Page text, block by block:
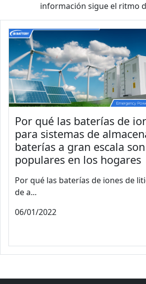
información sigue el ritmo
Por qué las baterías de
para sistemas de
baterías a gran escala
populares en los hogares
Por qué las baterías de iones de
de a...
06/01/2022